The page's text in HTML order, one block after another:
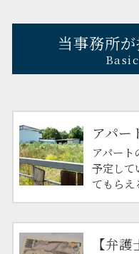
当事務所
アパー
アパート
予定して
てもら
【弁